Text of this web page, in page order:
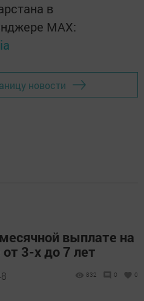
в
MАХ:
новости
выплате на
3-х до 7 лет
832 0 0